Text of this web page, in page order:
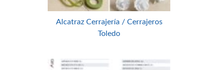
Alcatraz Cerrajería / Cerrajeros
Toledo